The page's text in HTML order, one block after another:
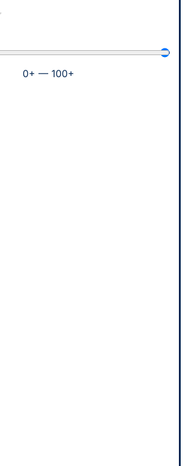
0+ — 100+